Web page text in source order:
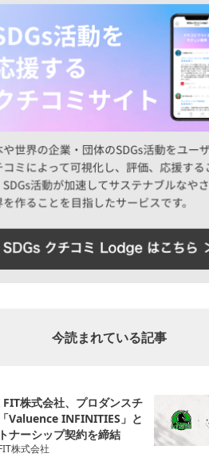
今読まれている記事
FIT株式会社、プロダンスチ
Valuence INFINITIES」と
ナーシップ契約を締結
株式会社